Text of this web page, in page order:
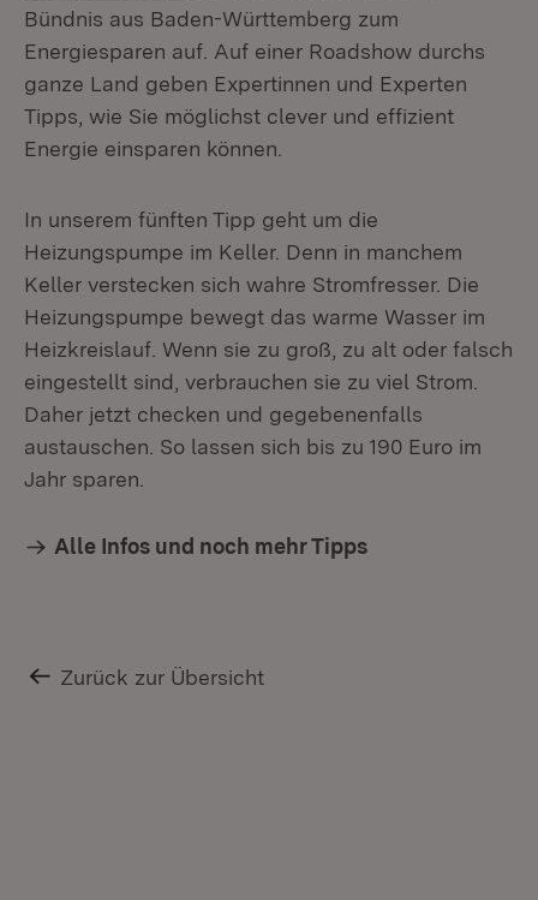
Bündnis aus Baden-Württemberg zum
Energiesparen auf. Auf einer Roadshow durchs
ganze Land geben Expertinnen und Experten
Tipps, wie Sie möglichst clever und effizient
Energie einsparen können.
In unserem fünften Tipp geht um die
Heizungspumpe im Keller. Denn in manchem
Keller verstecken sich wahre Stromfresser. Die
Heizungspumpe bewegt das warme Wasser im
Heizkreislauf. Wenn sie zu groß, zu alt oder falsch
eingestellt sind, verbrauchen sie zu viel Strom.
Daher jetzt checken und gegebenenfalls
austauschen. So lassen sich bis zu 190 Euro im
Jahr sparen.
Alle Infos und noch mehr Tipps
Zurück zur Übersicht